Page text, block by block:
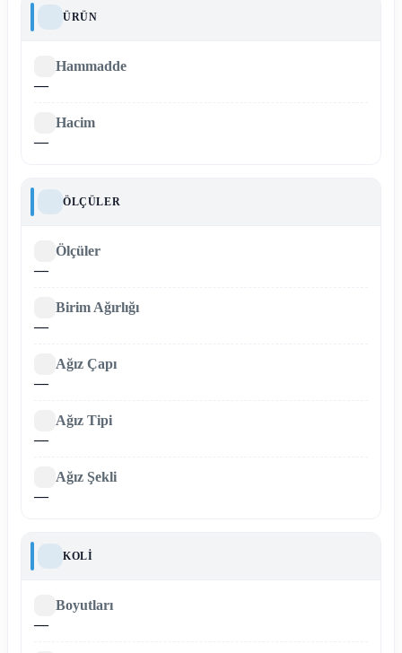
ÜRÜN
Hammadde
—
Hacim
—
ÖLÇÜLER
Ölçüler
—
Birim Ağırlığı
—
Ağız Çapı
—
Ağız Tipi
—
Ağız Şekli
—
KOLI
Boyutları
—